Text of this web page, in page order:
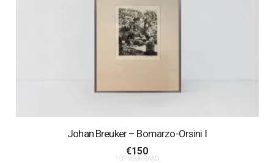
Johan Breuker – Bomarzo-Orsini I
€150
1 OP VOORRAAD